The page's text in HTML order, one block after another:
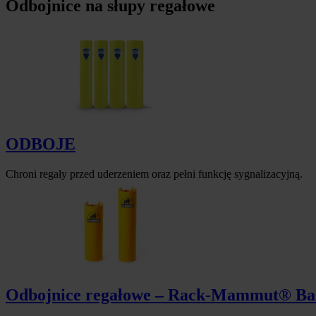
Odbojnice na słupy regałowe
ODBOJE
Chroni regały przed uderzeniem oraz pełni funkcję sygnalizacyjną.
Odbojnice regałowe – Rack-Mammut®